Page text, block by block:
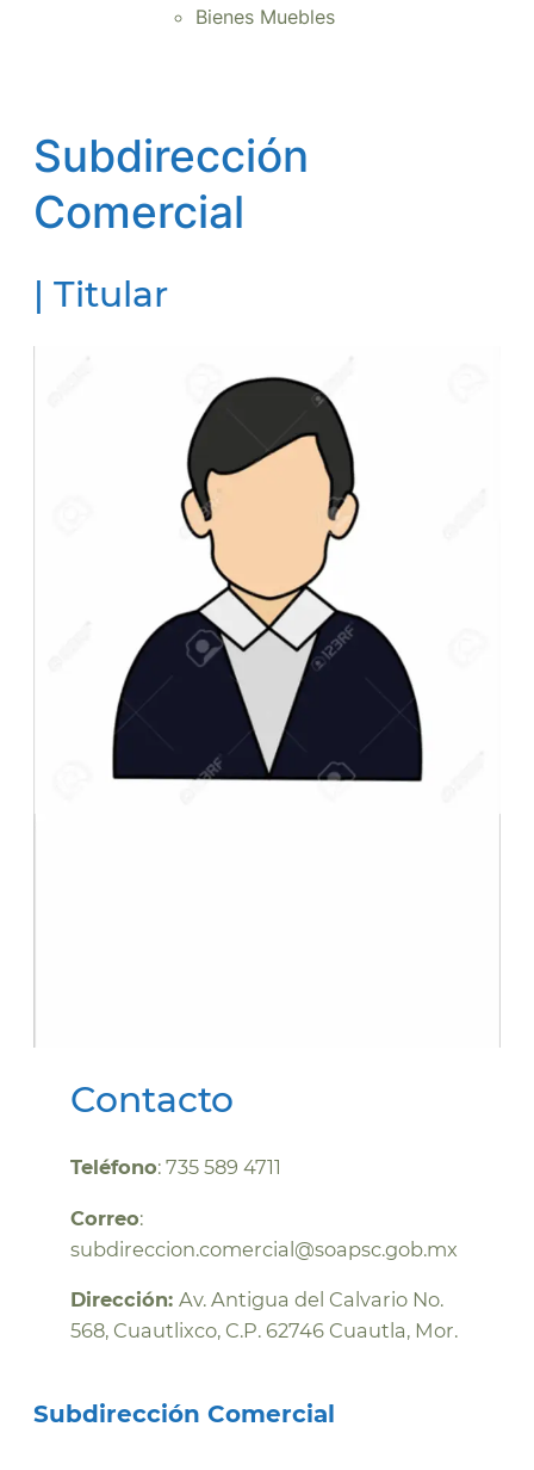
Bienes Muebles
Subdirección
Comercial
| Titular
Contacto
Teléfono: 735 589 4711
Correo:
subdireccion.comercial@soapsc.gob.mx
Dirección:Av. Antigua del Calvario No.
568, Cuautlixco, C.P. 62746 Cuautla, Mor.
Subdirección Comercial